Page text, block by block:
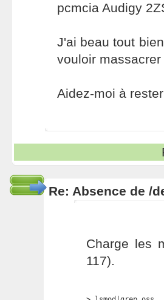
pcmcia Audigy
J'ai beau tout
vouloir
Aidez-moi à
Re: Absence de /
Charge les
117).